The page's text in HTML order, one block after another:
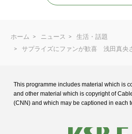
ホーム ニュース
生活・話題
サプライズにファンが歓喜 浅田真央
This programme includes material which is
and other material which is copyright of
(CNN) and which may be captioned in each